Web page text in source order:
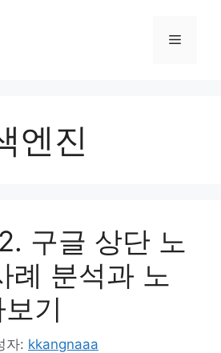
메
엔진
구글 상단 노
례 분석과 노
기
자: kkangnaaa